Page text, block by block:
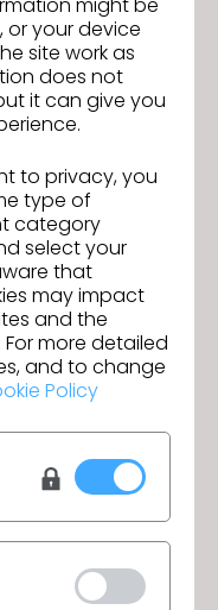
a ponta mais
CLO-VISE.
or your device
site work as
does not
it can give you
to privacy, you
type of
category
select your
that
may impact
and the
more detailed
and to change
Policy